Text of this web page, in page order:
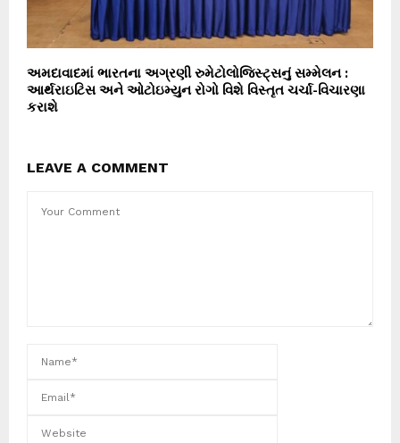
અમદાવાદમાં ભારતના અગ્રણી રુમેટોલોજિસ્ટ્સનું સમ્મેલન :
આર્થરાઇટિસ અને ઓટોઇમ્યુન રોગો વિશે વિસ્તૃત ચર્ચા-વિચારણા
કરાશે
LEAVE A COMMENT